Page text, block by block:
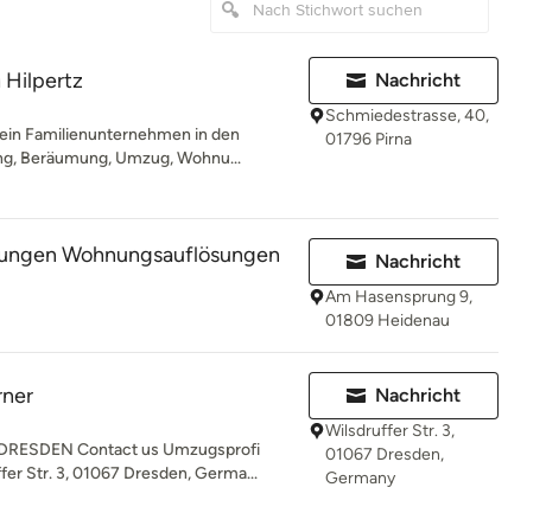
Hilpertz
Familienunternehmen in den
Beräumung, Umzug, Wohnu...
Nachricht
Schmiedestrasse, 40,
01796 Pirna
Wohnungsauflösungen
Nachricht
Am Hasensprung 9,
01809 Heidenau
Contact us Umzugsprofi
Str. 3, 01067 Dresden, Germa...
Nachricht
Wilsdruffer Str. 3,
01067 Dresden,
Germany